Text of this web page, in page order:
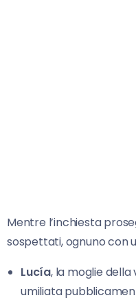
Mentre l’inchiesta
sospettati, ognuno con
Lucía, la moglie
umiliata